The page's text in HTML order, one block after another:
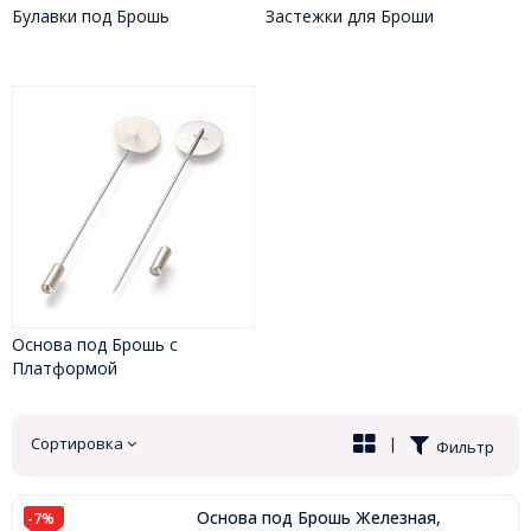
Булавки под Брошь Застежки для Броши
Основа под Брошь с
Платформой
Сортировка Фильтр
|
-7%
Основа под Брошь Железная,